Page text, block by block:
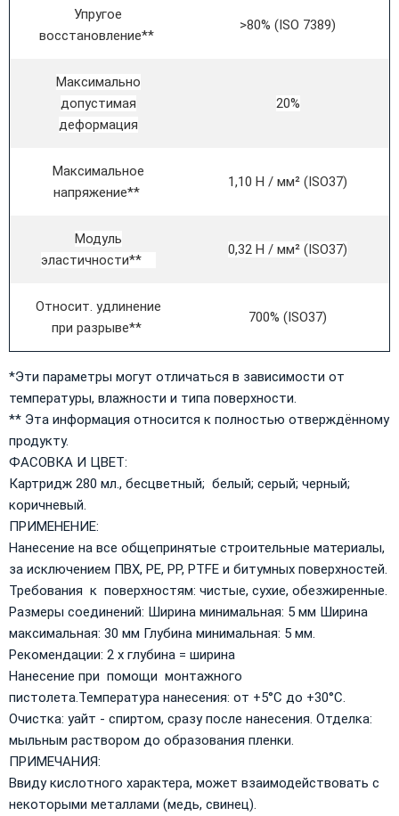
Упругое
восстановление**
>80% (ISO 7389)
Максимально
допустимая
деформация
20%
Максимальное
напряжение**
1,10 Н / мм² (ISO37)
Модуль
эластичности**
0,32 Н / мм² (ISO37)
Относит. удлинение
при разрыве**
700% (ISO37)
*Эти параметры могут отличаться в зависимости от
температуры, влажности и типа поверхности.
** Эта информация относится к полностью отверждённому
продукту.
ФАСОВКА И ЦВЕТ:
Картридж 280 мл., бесцветный; белый; серый; черный;
коричневый.
ПРИМЕНЕНИЕ:
Нанесение на все общепринятые строительные материалы,
за исключением ПВХ, PE, PP, PTFE и битумных поверхностей.
Требования к поверхностям: чистые, сухие, обезжиренные.
Размеры соединений: Ширина минимальная: 5 мм Ширина
максимальная: 30 мм Глубина минимальная: 5 мм.
Рекомендации: 2 х глубина = ширина
Нанесение при помощи монтажного
пистолета.Температура нанесения: от +5°C до +30°C.
Очистка: уайт - спиртом, сразу после нанесения. Отделка:
мыльным раствором до образования пленки.
ПРИМЕЧАНИЯ:
Ввиду кислотного характера, может взаимодействовать с
некоторыми металлами (медь, свинец).